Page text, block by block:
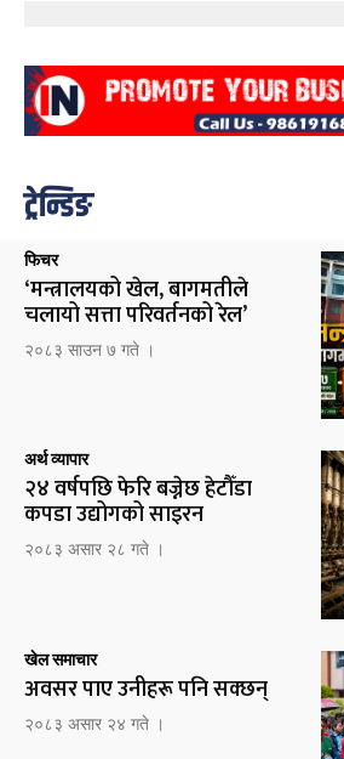
ट्रेन्डिङ
फिचर
‘मन्त्रालयको खेल, बागमतीले
चलायो सत्ता परिवर्तनको रेल’
२०८३ साउन ७ गते ।
अर्थ व्यापार
२४ वर्षपछि फेरि बज्नेछ हेटौँडा
कपडा उद्योगको साइरन
२०८३ असार २८ गते ।
खेल समाचार
अवसर पाए उनीहरू पनि सक्छन्
२०८३ असार २४ गते ।